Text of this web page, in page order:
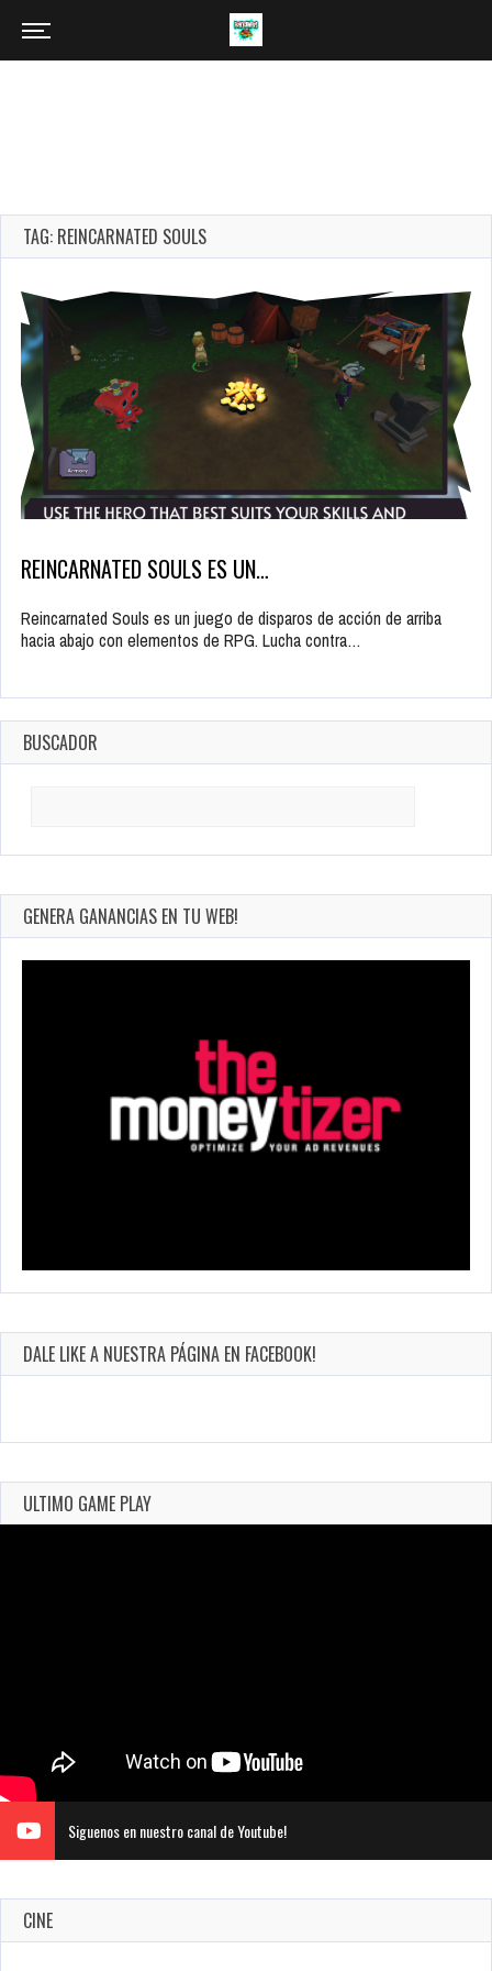
TAG: REINCARNATED SOULS
REINCARNATED SOULS ES UN…
Reincarnated Souls es un juego de disparos de acción de arriba
hacia abajo con elementos de RPG. Lucha contra…
BUSCADOR
GENERA GANANCIAS EN TU WEB!
DALE LIKE A NUESTRA PÁGINA EN FACEBOOK!
ULTIMO GAME PLAY
Siguenos en nuestro canal de Youtube!
CINE